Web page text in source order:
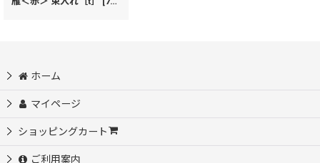
ホーム
マイページ
ショッピングカート
ご利用案内